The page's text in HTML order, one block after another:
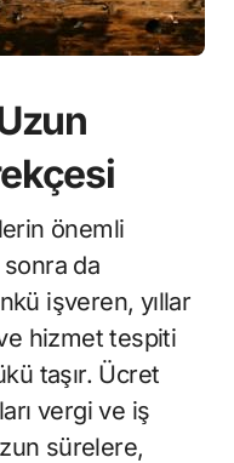
önemli
da
işveren, yıllar
hizmet tespiti
taşır. Ücret
vergi ve iş
sürelere,